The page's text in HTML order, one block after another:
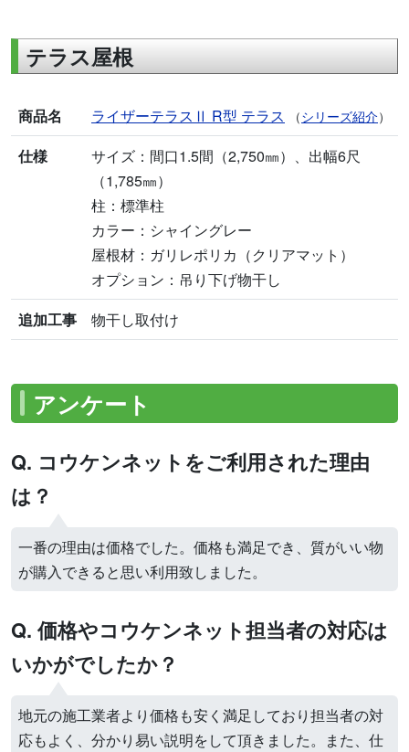
テラス屋根
商品名 ライザーテラスⅡ R型 テラス （シリーズ紹介）
仕様
サイズ：間口1.5間（2,750㎜）、出幅6尺
（1,785㎜）
柱：標準柱
カラー：シャイングレー
屋根材：ガリレポリカ（クリアマット）
オプション：吊り下げ物干し
追加工事
物干し取付け
アンケート
Q. コウケンネットをご利用された理由
は？
一番の理由は価格でした。価格も満足でき、質がいい物
が購入できると思い利用致しました。
Q. 価格やコウケンネット担当者の対応は
いかがでしたか？
地元の施工業者より価格も安く満足しており担当者の対
応もよく、分かり易い説明をして頂きました。また、仕